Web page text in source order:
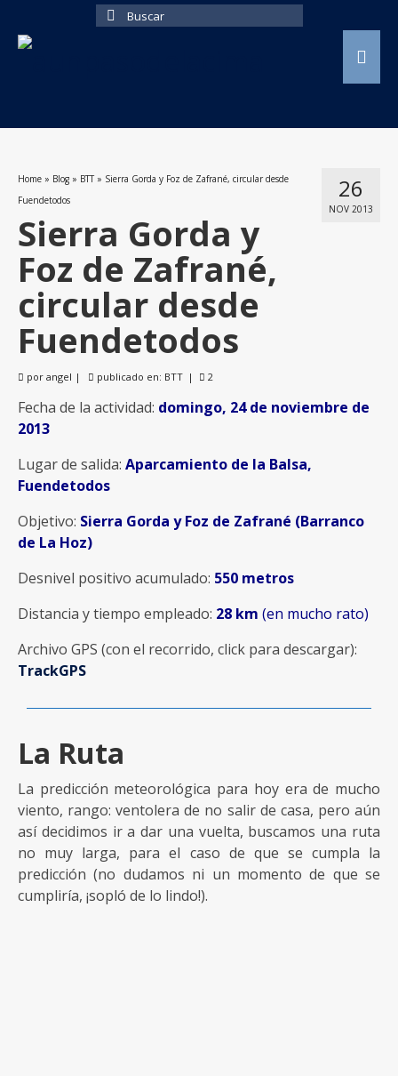
Buscar
26
NOV 2013
Home » Blog » BTT » Sierra Gorda y Foz de Zafrané, circular desde
Fuendetodos
Sierra Gorda y
Foz de Zafrané,
circular desde
Fuendetodos
por angel | publicado en: BTT | 2
Fecha de la actividad: domingo, 24 de noviembre de
2013
Lugar de salida: Aparcamiento de la Balsa,
Fuendetodos
Objetivo: Sierra Gorda y Foz de Zafrané (Barranco
de La Hoz)
Desnivel positivo acumulado: 550 metros
Distancia y tiempo empleado: 28 km (en mucho rato)
Archivo GPS (con el recorrido, click para descargar):
TrackGPS
La Ruta
La predicción meteorológica para hoy era de mucho
viento, rango: ventolera de no salir de casa, pero aún
así decidimos ir a dar una vuelta, buscamos una ruta
no muy larga, para el caso de que se cumpla la
predicción (no dudamos ni un momento de que se
cumpliría, ¡sopló de lo lindo!).